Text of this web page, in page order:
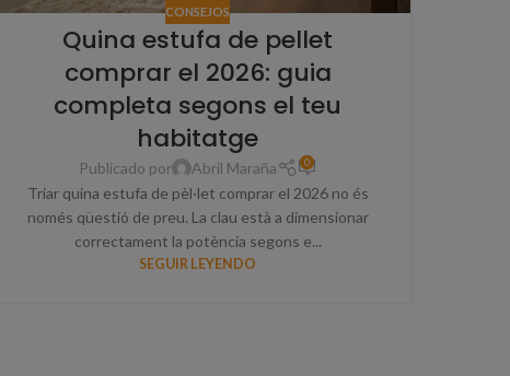
CONSEJOS
Quina estufa de pellet
comprar el 2026: guia
completa segons el teu
habitatge
Publicado por Abril Maraña 0
Triar quina estufa de pèl·let comprar el 2026 no és
només qüestió de preu. La clau està a dimensionar
correctament la potència segons e...
SEGUIR LEYENDO